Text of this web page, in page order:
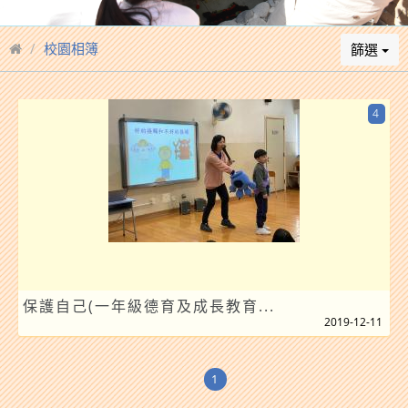
校園相簿 篩選
保護自己(一年級德育及成長教育...
4
2019-12-11
1